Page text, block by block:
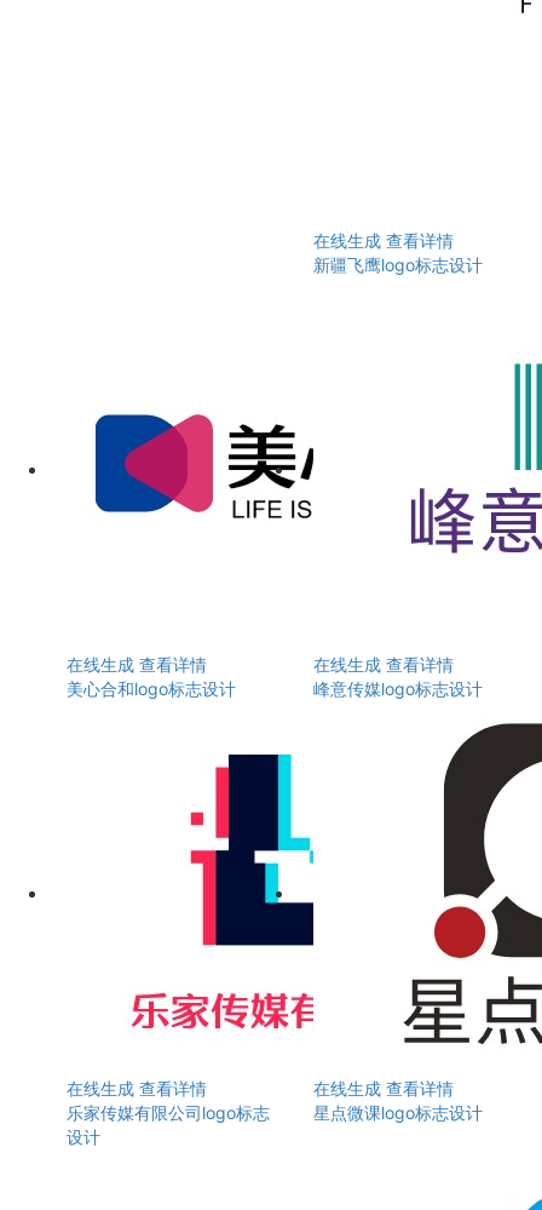
在线生成 查看详情
新疆飞鹰logo标志设计
在线生成 查看详情
美心合和logo标志设计
在线生成 查看详情
峰意传媒logo标志设计
在线生成 查看详情
乐家传媒有限公司logo标志
设计
在线生成 查看详情
星点微课logo标志设计